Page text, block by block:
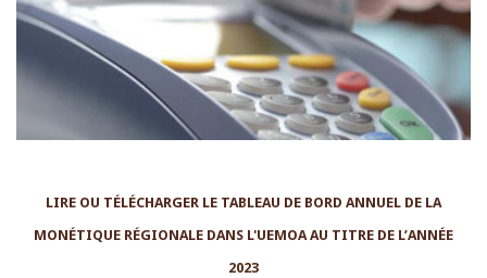
LIRE OU TÉLÉCHARGER LE TABLEAU DE BORD ANNUEL DE LA
MONÉTIQUE RÉGIONALE DANS L'UEMOA AU TITRE DE L’ANNÉE
2023